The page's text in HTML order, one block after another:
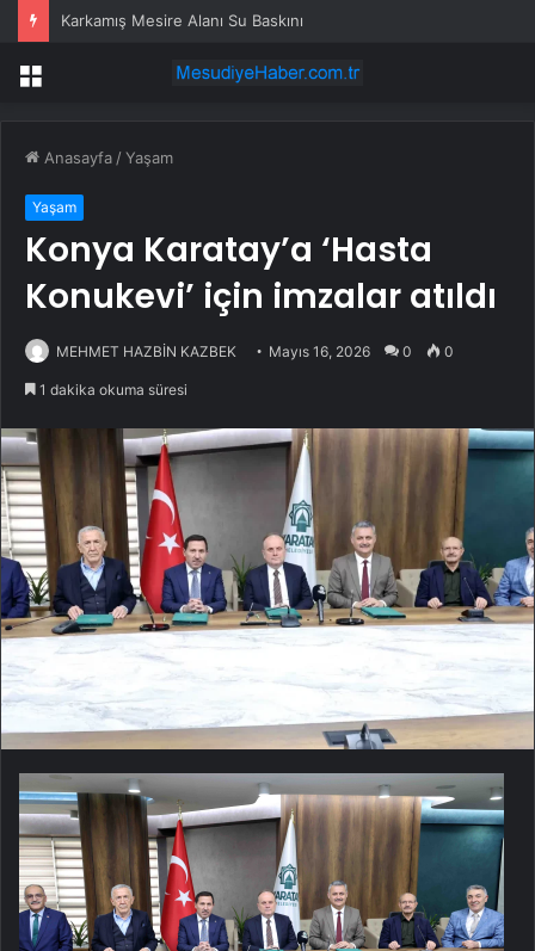
Karkamış Mesire Alanı Su Baskını
Menü
Anasayfa /Yaşam
Yaşam
Konya Karatay’a ‘Hasta
Konukevi’ için imzalar atıldı
MEHMET HAZBİN KAZBEK Mayıs 16, 2026 0 0
1 dakika okuma süresi